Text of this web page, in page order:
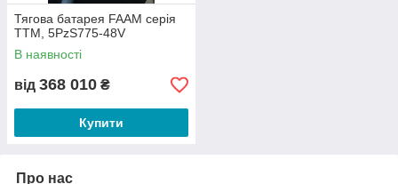
Тягова батарея FAAM серія
TTM, 5PzS775-48V
В наявності
від 368 010 ₴
Купити
Про нас